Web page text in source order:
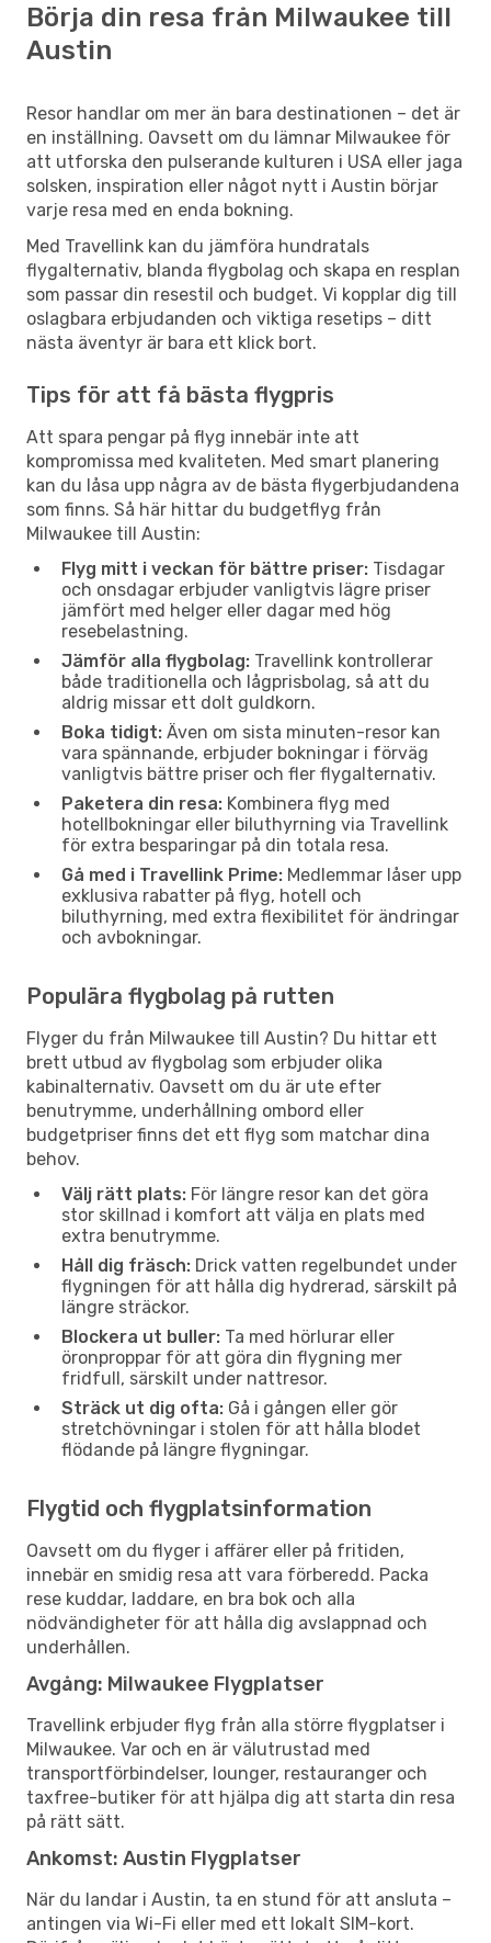
Börja din resa från Milwaukee till
Austin
Resor handlar om mer än bara destinationen – det är
en inställning. Oavsett om du lämnar Milwaukee för
att utforska den pulserande kulturen i USA eller jaga
solsken, inspiration eller något nytt i Austin börjar
varje resa med en enda bokning.
Med Travellink kan du jämföra hundratals
flygalternativ, blanda flygbolag och skapa en resplan
som passar din resestil och budget. Vi kopplar dig till
oslagbara erbjudanden och viktiga resetips – ditt
nästa äventyr är bara ett klick bort.
Tips för att få bästa flygpris
Att spara pengar på flyg innebär inte att
kompromissa med kvaliteten. Med smart planering
kan du låsa upp några av de bästa flygerbjudandena
som finns. Så här hittar du budgetflyg från
Milwaukee till Austin:
Flyg mitt i veckan för bättre priser: Tisdagar
och onsdagar erbjuder vanligtvis lägre priser
jämfört med helger eller dagar med hög
resebelastning.
Jämför alla flygbolag: Travellink kontrollerar
både traditionella och lågprisbolag, så att du
aldrig missar ett dolt guldkorn.
Boka tidigt: Även om sista minuten-resor kan
vara spännande, erbjuder bokningar i förväg
vanligtvis bättre priser och fler flygalternativ.
Paketera din resa: Kombinera flyg med
hotellbokningar eller biluthyrning via Travellink
för extra besparingar på din totala resa.
Gå med i Travellink Prime: Medlemmar låser upp
exklusiva rabatter på flyg, hotell och
biluthyrning, med extra flexibilitet för ändringar
och avbokningar.
Populära flygbolag på rutten
Flyger du från Milwaukee till Austin? Du hittar ett
brett utbud av flygbolag som erbjuder olika
kabinalternativ. Oavsett om du är ute efter
benutrymme, underhållning ombord eller
budgetpriser finns det ett flyg som matchar dina
behov.
Välj rätt plats: För längre resor kan det göra
stor skillnad i komfort att välja en plats med
extra benutrymme.
Håll dig fräsch: Drick vatten regelbundet under
flygningen för att hålla dig hydrerad, särskilt på
längre sträckor.
Blockera ut buller: Ta med hörlurar eller
öronproppar för att göra din flygning mer
fridfull, särskilt under nattresor.
Sträck ut dig ofta: Gå i gången eller gör
stretchövningar i stolen för att hålla blodet
flödande på längre flygningar.
Flygtid och flygplatsinformation
Oavsett om du flyger i affärer eller på fritiden,
innebär en smidig resa att vara förberedd. Packa
rese kuddar, laddare, en bra bok och alla
nödvändigheter för att hålla dig avslappnad och
underhållen.
Avgång: Milwaukee Flygplatser
Travellink erbjuder flyg från alla större flygplatser i
Milwaukee. Var och en är välutrustad med
transportförbindelser, lounger, restauranger och
taxfree-butiker för att hjälpa dig att starta din resa
på rätt sätt.
Ankomst: Austin Flygplatser
När du landar i Austin, ta en stund för att ansluta –
antingen via Wi-Fi eller med ett lokalt SIM-kort.